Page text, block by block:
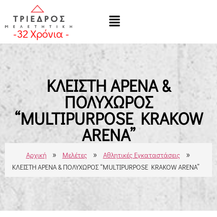
-32Χρόνια -
ΚΛΕΙΣΤΗ ΑΡΕΝΑ &
ΠΟΛΥΧΩΡΟΣ
“MULTIPURPOSE KRAKOW
ARENA”
Αρχική » Μελέτες » Αθλητικές Εγκαταστάσεις »
ΚΛΕΙΣΤΗ ΑΡΕΝΑ & ΠΟΛΥΧΩΡΟΣ “MULTIPURPOSE KRAKOW ARENA”